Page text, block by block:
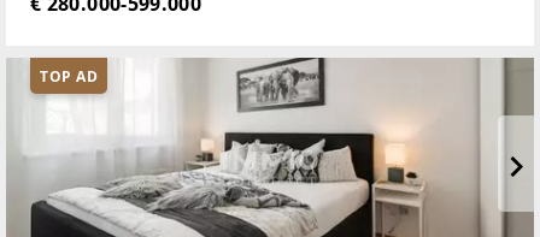
TOP AD